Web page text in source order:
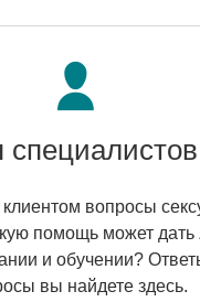
специалистов
клиентом вопросы
помощь может дать
и обучении?
вы найдете здесь.